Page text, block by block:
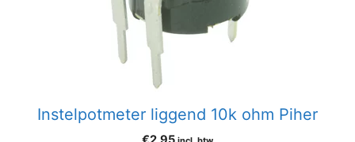
Instelpotmeter liggend 10k ohm Piher